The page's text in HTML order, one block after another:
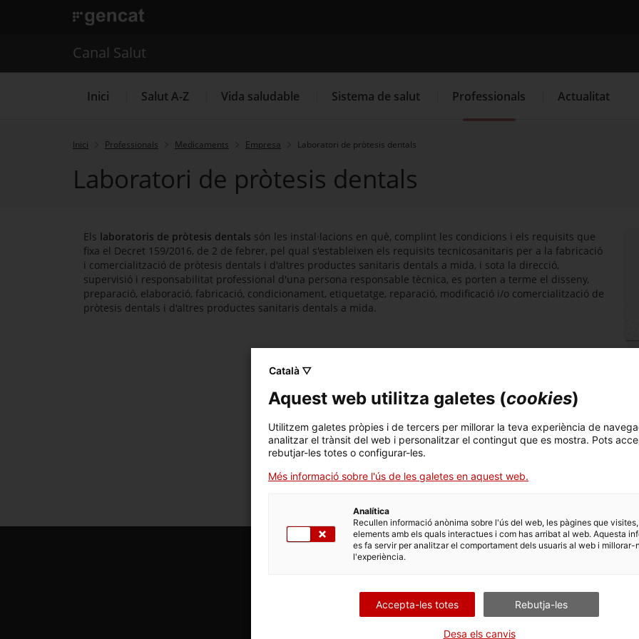
. Obre en una nova finestra.
Cercador
La Meva Salut . Obre en una nova finestra.
Programació de visites al CAP
Canal Salut
Inici Salut A-Z Vida saludable Sistema de salut Professionals Actualitat
. Obre en una nova finestra.
Inici Professionals Medicaments Empresa Laboratori de pròtesis dentals
Laboratori de pròtesis dentals
Els laboratoris de pròtesis dentals són les instal·lacions en què, complint les condicions i els requisits que
fixa el Decret 159/2016, de 2 de febrer, pel qual s'estableixen els requisits tecnicosanitaris per a la fabricació
i comercialització de pròtesis dentals i d'altres productes sanitaris dentals a mida, i sota la direcció,
supervisió i responsabilitat professional d'una persona responsable tècnica, es porten a terme el disseny,
preparació, elaboració, fabricació, condicionament, etiquetatge, reparació, modificació i/o comercialització de
pròtesis dentals i d'altres productes sanitaris dentals a mida.
Protegiu-vos de la calor
Entra i informa't. Obre en una nova
Català ▽
Aquest web utilitza galetes (cookies)
Utilitzem galetes pròpies i de tercers per millorar la teva experiència de
analitzar el trànsit del web i personalitzar el contingut que es mostra. Pots
rebutjar-les totes o configurar-les.
Més informació sobre l'ús de les galetes en aquest web.
Analítica
Recullen informació anònima sobre l'ús del web, les pàgines que
elements amb els quals interactues i com has arribat al web. Aquesta
es fa servir per analitzar el comportament dels usuaris al web i millorar-
l'experiència.
Accepta-les totes Rebutja-les
Desa els canvis